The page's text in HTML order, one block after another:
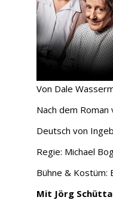
Von Dale
Nach dem
Deutsch von
Regie: Michael
Bühne & Kostüm:
Mit Jörg